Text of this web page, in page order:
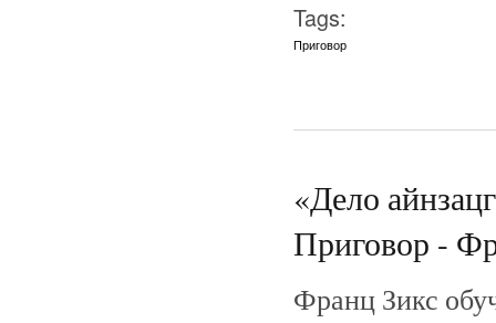
Tags:
Приговор
«Дело
Приговор -
Франц Зикс